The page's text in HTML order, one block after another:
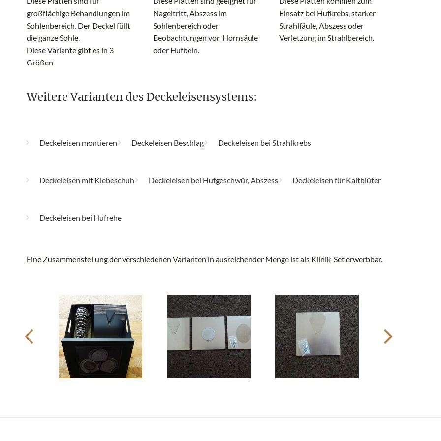
großflächige Behandlungen im
Sohlenbereich. Der Deckel füllt
die ganze Sohle.
Diese Variante gibt es in 3
Größen
Nageltritt, Abszess im
Sohlenbereich oder
Beobachtungen von Hornsäule
oder Hufbein.
Einsatz bei Hufkrebs, starker
Strahlfäule, Abszess oder
Verletzung im Strahlbereich.
Weitere Varianten des Deckeleisensystems:
Deckeleisen montieren Deckeleisen Beschlag Deckeleisen bei Strahlkrebs
Deckeleisen mit Klebeschuh Deckeleisen bei Hufgeschwür, Abszess Deckeleisen für Kaltblüter
Deckeleisen bei Hufrehe
Eine Zusammenstellung der verschiedenen Varianten in ausreichender Menge ist als Klinik-Set erwerbbar.